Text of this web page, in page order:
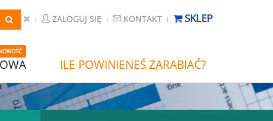
ZALOGUJ SIĘ KONTAKT SKLEP
ILE POWINIENEŚ ZARABIAĆ?